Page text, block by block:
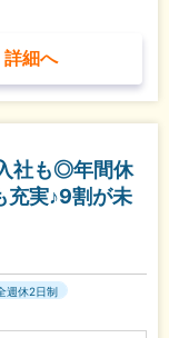
詳細へ
社も◎年間休
充実♪9割が未
週休2日制